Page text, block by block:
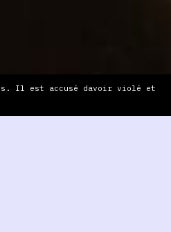
Il est accusé davoir violé et